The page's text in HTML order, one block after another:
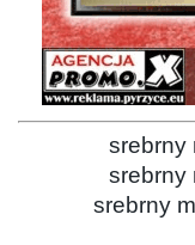
srebrny
srebrny
srebrny